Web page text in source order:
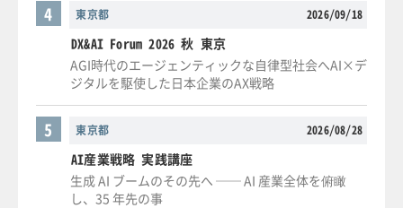
東京都 2026/09/18
4
DX&AI Forum 2026 秋 東京
AGI時代のエージェンティックな自律型社会へAI×デ
ジタルを駆使した日本企業のAX戦略
東京都 2026/08/28
5
AI産業戦略 実践講座
生成 AI ブームのその先へ ── AI 産業全体を俯瞰
し、35 年先の事